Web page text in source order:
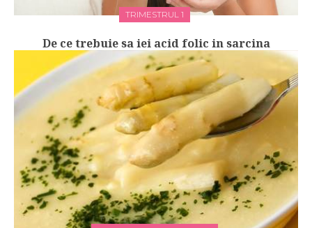
TRIMESTRUL 1
De ce trebuie sa iei acid folic in sarcina